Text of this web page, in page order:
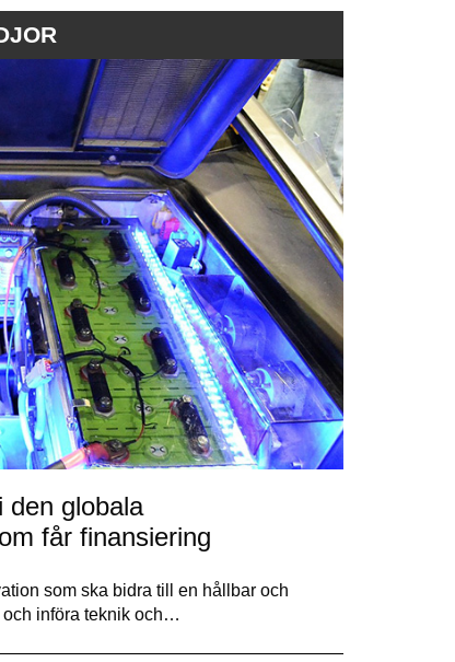
den globala
får finansiering
som ska bidra till en hållbar och
och införa teknik och…